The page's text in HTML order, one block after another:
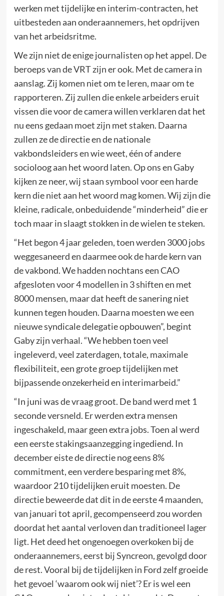
werken met tijdelijke en interim-contracten, het
uitbesteden aan onderaannemers, het opdrijven
van het arbeidsritme.
We zijn niet de enige journalisten op het appel. De
beroeps van de VRT zijn er ook. Met de camera in
aanslag. Zij komen niet om te leren, maar om te
rapporteren. Zij zullen die enkele arbeiders eruit
vissen die voor de camera willen verklaren dat het
nu eens gedaan moet zijn met staken. Daarna
zullen ze de directie en de nationale
vakbondsleiders en wie weet, één of andere
socioloog aan het woord laten. Op ons en Gaby
kijken ze neer, wij staan symbool voor een harde
kern die niet aan het woord mag komen. Wij zijn die
kleine, radicale, onbeduidende “minderheid” die er
toch maar in slaagt stokken in de wielen te steken.
“Het begon 4 jaar geleden, toen werden 3000 jobs
weggesaneerd en daarmee ook de harde kern van
de vakbond. We hadden nochtans een CAO
afgesloten voor 4 modellen in 3 shiften en met
8000 mensen, maar dat heeft de sanering niet
kunnen tegen houden. Daarna moesten we een
nieuwe syndicale delegatie opbouwen”, begint
Gaby zijn verhaal. “We hebben toen veel
ingeleverd, veel zaterdagen, totale, maximale
flexibiliteit, een grote groep tijdelijken met
bijpassende onzekerheid en interimarbeid.”
“In juni was de vraag groot. De band werd met 1
seconde versneld. Er werden extra mensen
ingeschakeld, maar geen extra jobs. Toen al werd
een eerste stakingsaanzegging ingediend. In
december eiste de directie nog eens 8%
commitment, een verdere besparing met 8%,
waardoor 210 tijdelijken eruit moesten. De
directie beweerde dat dit in de eerste 4 maanden,
van januari tot april, gecompenseerd zou worden
doordat het aantal verloven dan traditioneel lager
ligt. Het deed het ongenoegen overkoken bij de
onderaannemers, eerst bij Syncreon, gevolgd door
de rest. Vooral bij de tijdelijken in Ford zelf groeide
het gevoel ‘waarom ook wij niet’? Er is wel een